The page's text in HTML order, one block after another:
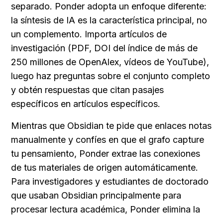
separado. Ponder adopta un enfoque diferente:
la síntesis de IA es la característica principal, no
un complemento. Importa artículos de
investigación (PDF, DOI del índice de más de
250 millones de OpenAlex, vídeos de YouTube),
luego haz preguntas sobre el conjunto completo
y obtén respuestas que citan pasajes
específicos en artículos específicos.
Mientras que Obsidian te pide que enlaces notas
manualmente y confíes en que el grafo capture
tu pensamiento, Ponder extrae las conexiones
de tus materiales de origen automáticamente.
Para investigadores y estudiantes de doctorado
que usaban Obsidian principalmente para
procesar lectura académica, Ponder elimina la